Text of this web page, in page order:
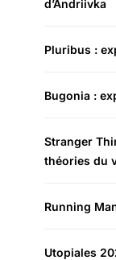
d’Andriivka
Pluribus :
Bugonia :
Stranger
théories du
Running
Utopiales